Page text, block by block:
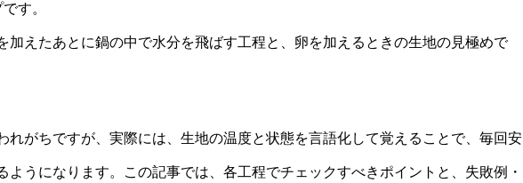
す。
加えたあとに鍋の中で水分を飛ばす工程と、卵を加えるときの生地の見極めで
れがちですが、実際には、生地の温度と状態を言語化して覚えることで、毎回安
ようになります。この記事では、各工程でチェックすべきポイントと、失敗例・